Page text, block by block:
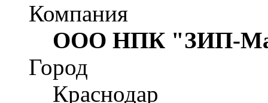
Компания
ООО НПК "ЗИП-
Город
Краснодар